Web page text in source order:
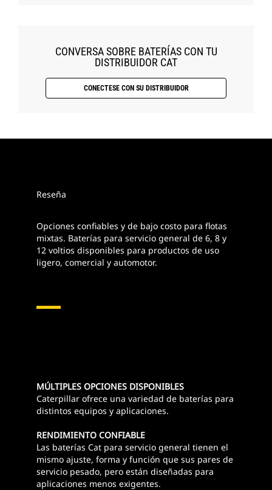
CONVERSA SOBRE BATERÍAS CON TU
DISTRIBUIDOR CAT
CONECTESE CON SU DISTRIBUIDOR
Reseña
Opciones confiables y de bajo costo para flotas
mixtas. Baterías para servicio general de 6, 8 y
12 voltios disponibles para productos de uso
ligero, comercial y automotor.
MÚLTIPLES OPCIONES DISPONIBLES
Caterpillar ofrece una variedad de baterías para
distintos equipos y aplicaciones.
RENDIMIENTO CONFIABLE
Las baterías Cat para servicio general tienen el
mismo ajuste, forma y función que sus pares de
servicio pesado, pero están diseñadas para
aplicaciones menos exigentes.